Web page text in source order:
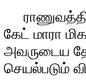
கேட் மாரா
அவருடைய
செயல்படும்